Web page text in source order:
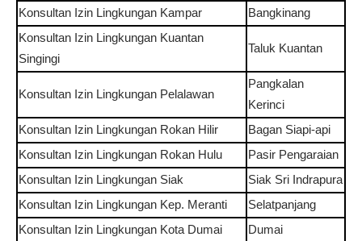
Konsultan Izin Lingkungan Kampar
Bangkinang
Konsultan Izin Lingkungan Kuantan
Singingi
Taluk Kuantan
Konsultan Izin Lingkungan Pelalawan
Pangkalan
Kerinci
Konsultan Izin Lingkungan Rokan Hilir
Bagan Siapi-api
Konsultan Izin Lingkungan Rokan Hulu
Pasir Pengaraian
Konsultan Izin Lingkungan Siak
Siak Sri Indrapura
Konsultan Izin Lingkungan Kep. Meranti
Selatpanjang
Konsultan Izin Lingkungan Kota Dumai
Dumai